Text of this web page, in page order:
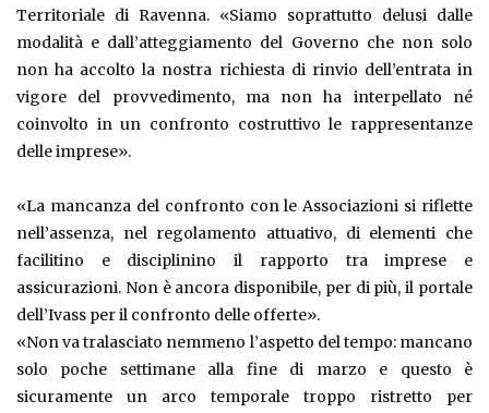
Territoriale di Ravenna. «Siamo soprattutto delusi dalle
modalità e dall’atteggiamento del Governo che non solo
non ha accolto la nostra richiesta di rinvio dell’entrata in
vigore del provvedimento, ma non ha interpellato né
coinvolto in un confronto costruttivo le rappresentanze
delle imprese».
«La mancanza del confronto con le Associazioni si riflette
nell’assenza, nel regolamento attuativo, di elementi che
facilitino e disciplinino il rapporto tra imprese e
assicurazioni. Non è ancora disponibile, per di più, il portale
dell’Ivass per il confronto delle offerte».
«Non va tralasciato nemmeno l’aspetto del tempo: mancano
solo poche settimane alla fine di marzo e questo è
sicuramente un arco temporale troppo ristretto per